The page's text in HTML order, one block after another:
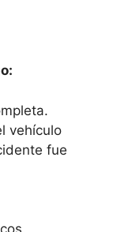
vehículo
fue